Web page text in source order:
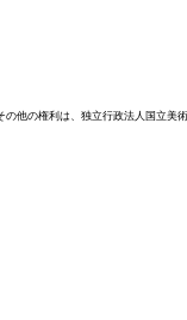
他の権利は、独立行政法人国立